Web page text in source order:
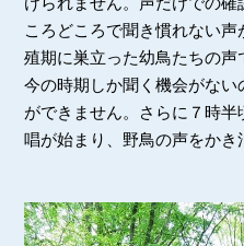
ころどころで聞き慣れない
殖期に巣立った幼鳥たちの声
今の時期しか聞く機会がない
ができません。さらに７時
唱が始まり、野鳥の声をかき